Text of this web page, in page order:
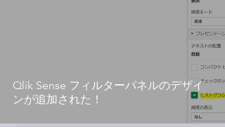
Qlik Sense フィルターパネルのデザイ
ンが追加された！